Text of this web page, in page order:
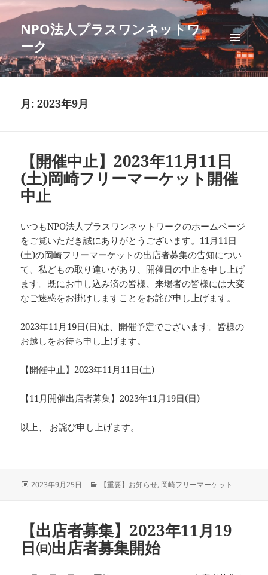
NPO法人プラスワンネットワ
ーク
メニュ
ーとウ
ィジェ
月:2023年9月
【開催中止】2023年11月11日
(土)岡崎フリーマーケット開催
中止
いつもNPO法人プラスワンネットワークのホームページ
をご覧いただき誠にありがとうございます。11月11日
(土)の岡崎フリーマーケットの出店者募集の告知につい
て、私どもの取り違いがあり、開催日の中止を申し上げ
ます。既にお申し込み済の皆様、来場者の皆様には大変
なご迷惑をお掛けしますことをお詫び申し上げます。
2023年11月19日(日)は、開催予定でございます。皆様の
お越しをお待ち申し上げます。
【開催中止】2023年11月11日(土)
【11月開催出店者募集】2023年11月19日(日)
以上、 お詫び申し上げます。
投
2023年9月25日
カ
ー
【重要】お知らせ, 岡崎フリーマーケット
【出店者募集】2023年11月19
日㈰出店者募集開始